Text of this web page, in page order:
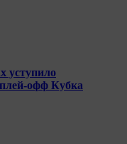
уступило
офф Кубка